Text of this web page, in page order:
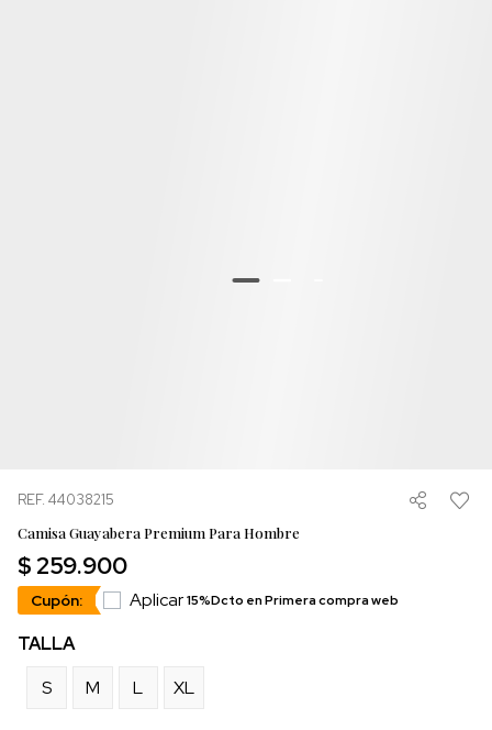
REF. 44038215
Camisa Guayabera Premium Para Hombre
$ 259.900
Cupón: Aplicar15%Dcto en Primera compra web
TALLA
S
M L XL